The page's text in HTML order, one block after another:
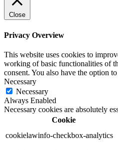
Close
Privacy Overview
This website uses cookies to
working of basic functionalities of
consent. You also have the option
Necessary
Necessary
Always Enabled
Necessary cookies are absolutely
Cookie
cookielawinfo-checkbox-analytics